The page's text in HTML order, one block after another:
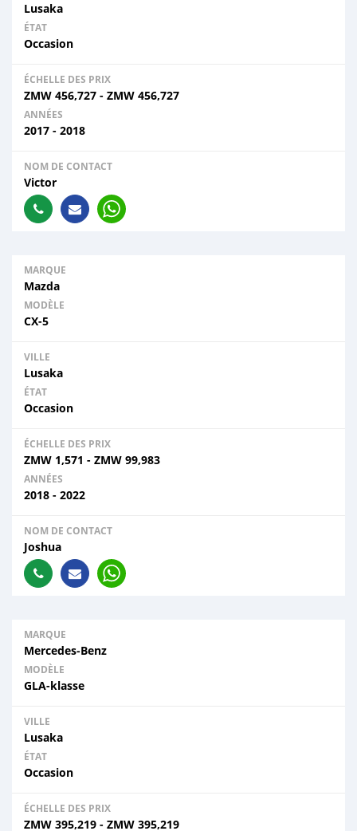
Lusaka
ÉTAT
Occasion
ÉCHELLE DES PRIX
ZMW 456,727 - ZMW 456,727
ANNÉES
2017 - 2018
NOM DE CONTACT
Victor
MARQUE
Mazda
MODÈLE
CX-5
VILLE
Lusaka
ÉTAT
Occasion
ÉCHELLE DES PRIX
ZMW 1,571 - ZMW 99,983
ANNÉES
2018 - 2022
NOM DE CONTACT
Joshua
MARQUE
Mercedes‒Benz
MODÈLE
GLA-klasse
VILLE
Lusaka
ÉTAT
Occasion
ÉCHELLE DES PRIX
ZMW 395,219 - ZMW 395,219